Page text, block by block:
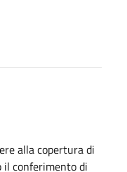
alla copertura di
conferimento di